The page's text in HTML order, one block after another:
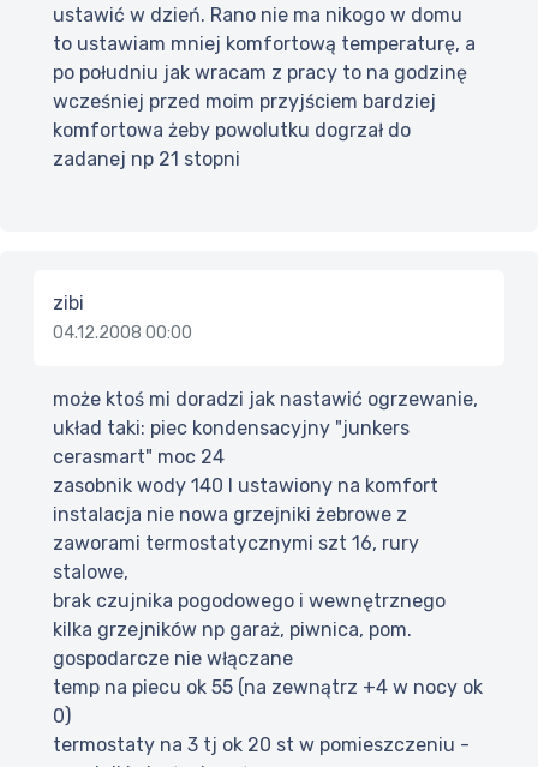
ustawić w dzień. Rano nie ma nikogo w domu
to ustawiam mniej komfortową temperaturę, a
po południu jak wracam z pracy to na godzinę
wcześniej przed moim przyjściem bardziej
komfortowa żeby powolutku dogrzał do
zadanej np 21 stopni
zibi
04.12.2008 00:00
może ktoś mi doradzi jak nastawić ogrzewanie,
układ taki: piec kondensacyjny "junkers
cerasmart" moc 24
zasobnik wody 140 l ustawiony na komfort
instalacja nie nowa grzejniki żebrowe z
zaworami termostatycznymi szt 16, rury
stalowe,
brak czujnika pogodowego i wewnętrznego
kilka grzejników np garaż, piwnica, pom.
gospodarcze nie włączane
temp na piecu ok 55 (na zewnątrz +4 w nocy ok
0)
termostaty na 3 tj ok 20 st w pomieszczeniu -